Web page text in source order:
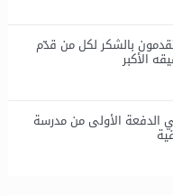
بالشكر لكل من قدّم
الأكبر
الأولى من مدرسة